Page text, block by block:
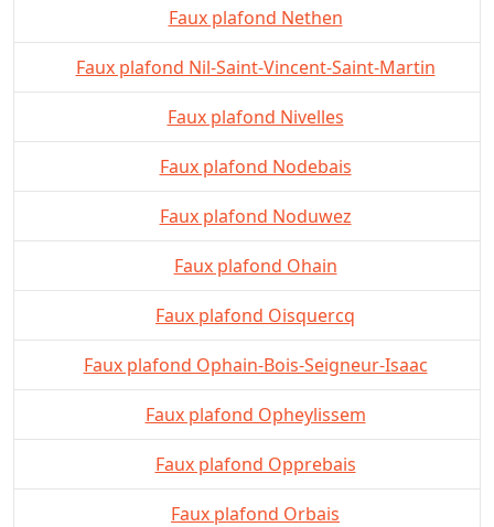
Faux plafond Nethen
Faux plafond Nil-Saint-Vincent-Saint-Martin
Faux plafond Nivelles
Faux plafond Nodebais
Faux plafond Noduwez
Faux plafond Ohain
Faux plafond Oisquercq
Faux plafond Ophain-Bois-Seigneur-Isaac
Faux plafond Opheylissem
Faux plafond Opprebais
Faux plafond Orbais